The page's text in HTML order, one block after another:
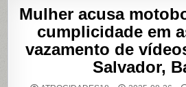
Mulher acusa
cumplicidade em
vazamento de
Salvador,